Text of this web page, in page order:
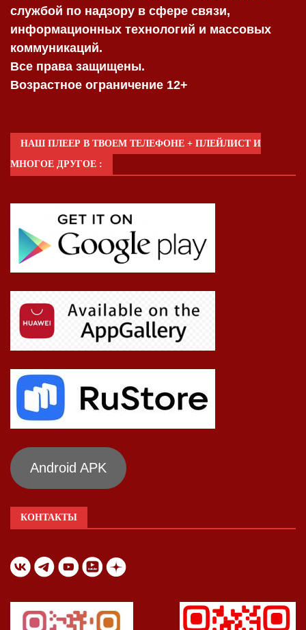
службой по надзору в сфере связи,
информационных технологий и массовых
коммуникаций.
Все права защищены.
Возрастное ограничение 12+
НАШ ПЛЕЕР В ТВОЕМ ТЕЛЕФОНЕ + ПЛЕЙЛИСТ И
МНОГОЕ ДРУГОЕ :
Android APK
КОНТАКТЫ